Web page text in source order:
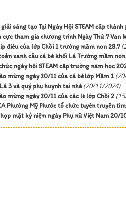
sáng tạo Tại Ngày Hội STEAM cấp thành
cực tham gia chương trình Ngày Thứ 7 Văn
điệu của lớp Chồi 1 trường mầm non 28.7
xanh cảu cá bé khối Lá Trường mầm non
ngày hội STEAM câp trường năm học
mừng ngày 20/11 của cá bé lớp Mầm 1
3 và quý phụ huynh tại nhà (20/11/2024)
mừng ngày 20/11 của các lé lớp Chồi 2
Phường Mỹ Phước tổ chức tuyên truyền tìm
mặt kỷ niệm ngày Phụ nữ Việt Nam 20/